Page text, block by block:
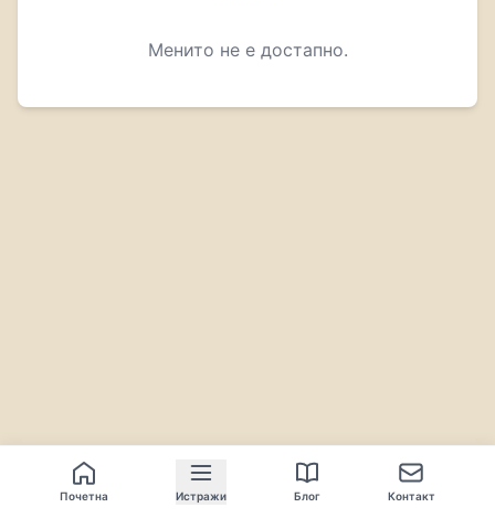
Менито не е достапно.
Почетна Истражи Блог Контакт